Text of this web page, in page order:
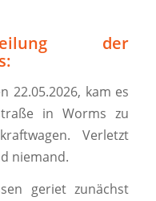
der
22.05.2026, kam es
in Worms zu
Verletzt
niemand.
geriet zunächst